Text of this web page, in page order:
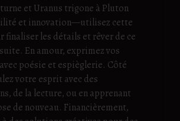
et Uranus trigone à Pluton
et innovation—utilisez cette
finaliser les détails et rêver de ce
En amour, exprimez vos
poésie et espièglerie. Côté
votre esprit avec des
de la lecture, ou en apprenant
de nouveau. Financièrement,